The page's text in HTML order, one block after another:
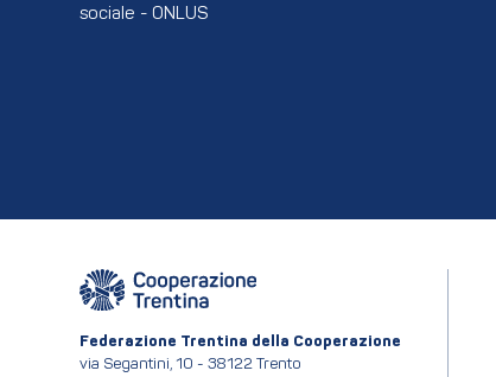
sociale - ONLUS
Federazione Trentina della Cooperazione
via Segantini, 10 - 38122 Trento